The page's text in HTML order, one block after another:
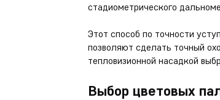
стадиометрического
Этот способ по точности
позволяют сделать точный
тепловизионной насадкой
Выбор цветовых